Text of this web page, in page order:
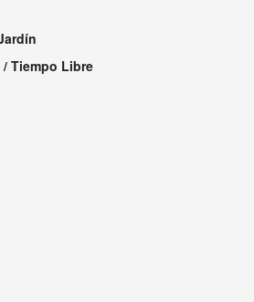
Tiempo Libre